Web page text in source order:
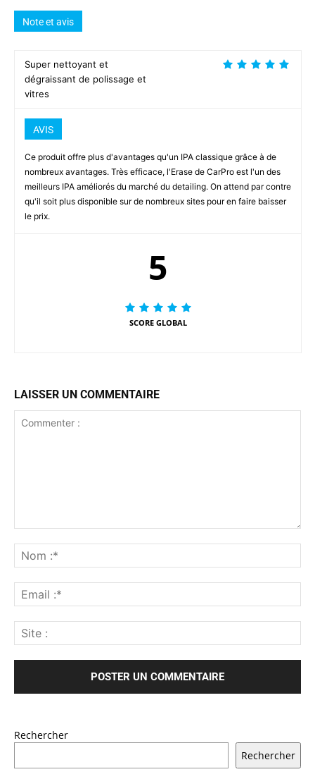
Note et avis
Super nettoyant et
dégraissant de polissage et
vitres
AVIS
Ce produit offre plus d'avantages qu'un IPA classique grâce à de
nombreux avantages. Très efficace, l'Erase de CarPro est l'un des
meilleurs IPA améliorés du marché du detailing. On attend par contre
qu'il soit plus disponible sur de nombreux sites pour en faire baisser
le prix.
5
SCORE GLOBAL
LAISSER UN COMMENTAIRE
Rechercher
Rechercher